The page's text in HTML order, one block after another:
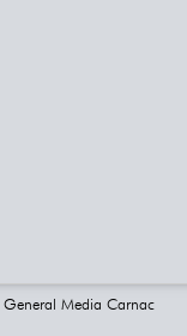
General Media Carnac